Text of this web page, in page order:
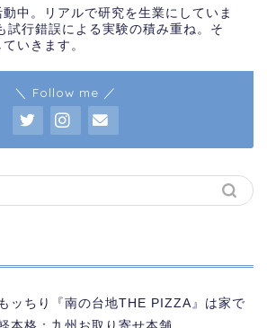
中。リアルで研究を生業にしていま
試行錯誤による実験の積み重ね。そ
いきます。
＼ Follow me ／
ッちり『南の台地THE PIZZA』は家で